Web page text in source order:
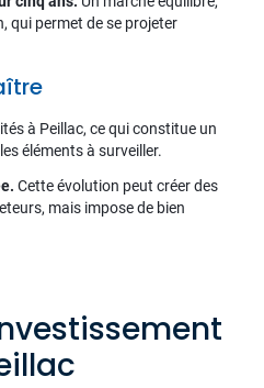
qui permet de se projeter
à Peillac, ce qui constitue un
éléments à surveiller.
Cette évolution peut créer des
mais impose de bien